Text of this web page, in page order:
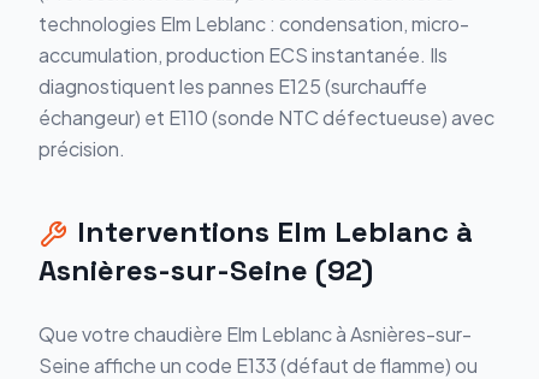
technologies Elm Leblanc : condensation, micro-
accumulation, production ECS instantanée. Ils
diagnostiquent les pannes E125 (surchauffe
échangeur) et E110 (sonde NTC défectueuse) avec
précision.
Interventions Elm Leblanc à
Asnières-sur-Seine (92)
Que votre chaudière Elm Leblanc à Asnières-sur-
Seine affiche un code E133 (défaut de flamme) ou